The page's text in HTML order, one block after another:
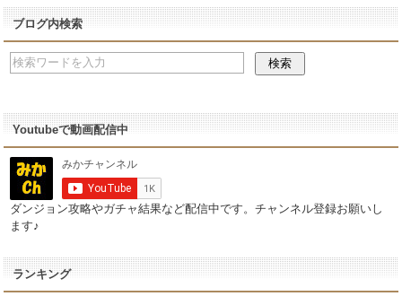
ブログ内検索
Youtubeで動画配信中
ダンジョン攻略やガチャ結果など配信中です。チャンネル登録お願いし
ます♪
ランキング